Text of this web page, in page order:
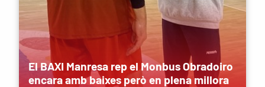
El BAXI Manresa rep el Monbus Obradoiro
encara amb baixes però en plena millora